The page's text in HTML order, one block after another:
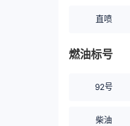
直喷
燃油标号
92号
柴油